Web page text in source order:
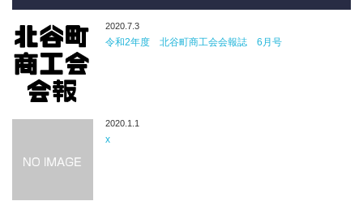
2020.7.3
令和2年度 北谷町商工会会報誌 6月号
2020.1.1
x